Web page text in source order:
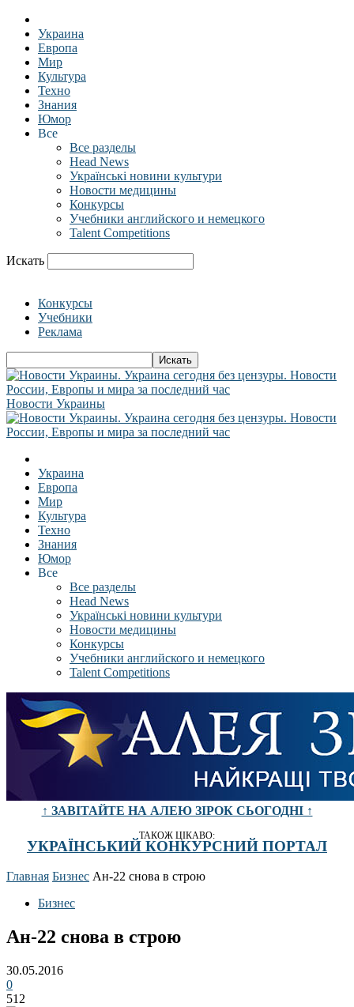
Украина
Европа
Мир
Культура
Техно
Знания
Юмор
Все
Все разделы
Head News
Українські новини культури
Новости медицины
Конкурсы
Учебники английского и немецкого
Talent Competitions
Искать
Конкурсы
Учебники
Реклама
Новости Украины
Украина
Европа
Мир
Культура
Техно
Знания
Юмор
Все
Все разделы
Head News
Українські новини культури
Новости медицины
Конкурсы
Учебники английского и немецкого
Talent Competitions
↑ ЗАВІТАЙТЕ НА АЛЕЮ ЗІРОК СЬОГОДНІ ↑
ТАКОЖ ЦІКАВО:
УКРАЇНСЬКИЙ КОНКУРСНИЙ ПОРТАЛ
Главная Бизнес Ан-22 снова в строю
Бизнес
Ан-22 снова в строю
30.05.2016
0
512